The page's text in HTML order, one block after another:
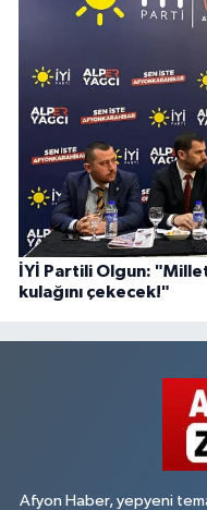
İYİ Partili Olgun:
kulağını çekecek!"
Afyon Haber, yepyeni